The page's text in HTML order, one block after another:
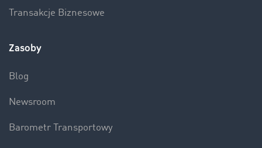
Transakcje Biznesowe
Zasoby
Blog
Newsroom
Barometr Transportowy